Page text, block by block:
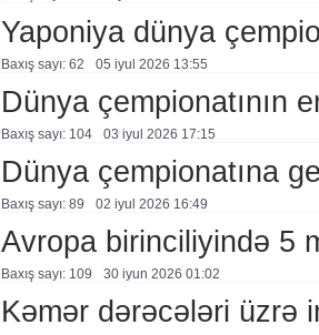
Yaponiya dünya
Baxış sayı: 62 05 i̇yul 2026 13:55
Dünya çempionatının
Baxış sayı: 104 03 i̇yul 2026 17:15
Dünya çempionatına
Baxış sayı: 89 02 i̇yul 2026 16:49
Avropa birinciliyində 5
Baxış sayı: 109 30 i̇yun 2026 01:02
Kəmər dərəcələri üzrə